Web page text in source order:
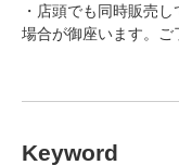
・店頭でも同時販売
場合が御座います。ご
Keyword